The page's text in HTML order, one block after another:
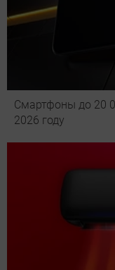
Смартфоны до 20
2026 году